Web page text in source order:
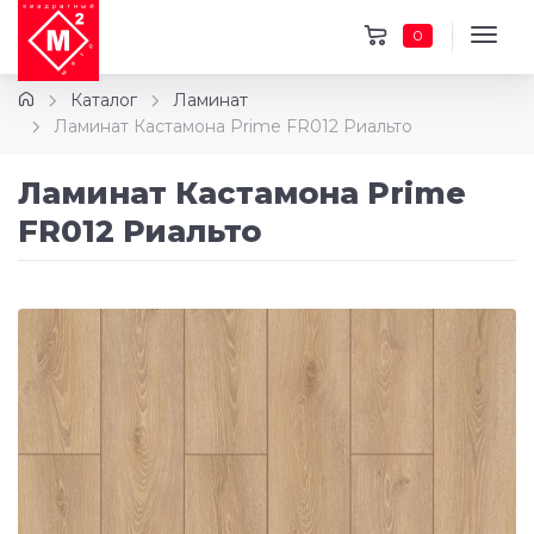
0
Каталог
Ламинат
Ламинат Кастамона Prime FR012 Риальто
Ламинат Кастамона Prime
FR012 Риальто